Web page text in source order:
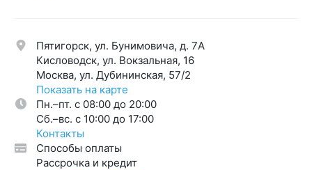
Пятигорск, ул. Бунимовича, д. 7A
Кисловодск, ул. Вокзальная, 16
Москва, ул. Дубининская, 57/2
Показать на карте
Пн.–пт. с 08:00 до 20:00
Cб.–вс. с 10:00 до 17:00
Контакты
Способы оплаты
Рассрочка и кредит